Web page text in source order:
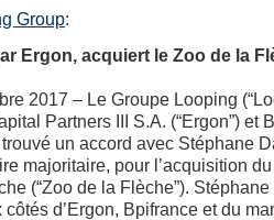
Group:
Ergon, acquiert le Zoo de la
2017 – Le Groupe Looping
Partners III S.A. (“Ergon”) et
un accord avec Stéphane
majoritaire, pour l’acquisition
(“Zoo de la Flèche”). Stéphane
d’Ergon, Bpifrance et du